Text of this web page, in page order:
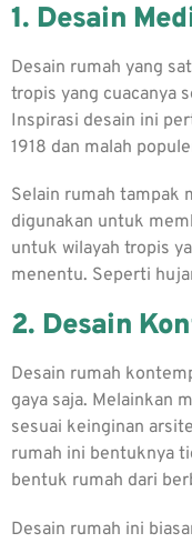
1. Desain
Desain rumah yang
tropis yang cuacanya
Inspirasi desain ini
1918 dan malah
Selain rumah tampak
digunakan untuk
untuk wilayah tropis
menentu. Seperti
2. Desain
Desain rumah
gaya saja. Melainkan
sesuai keinginan
rumah ini bentuknya
bentuk rumah dari
Desain rumah ini